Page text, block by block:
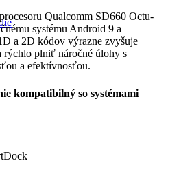
Qualcomm SD660 Octu-
systému Android 9 a
a 2D kódov výrazne zvyšuje
rýchlo plniť náročné úlohy s
a efektívnosťou.
kompatibilný so systémami